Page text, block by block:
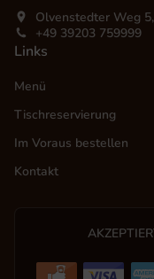
Olvenstedter Weg
+49 39203 759999
Links
Menü
Tischreservierung
Im Voraus bestellen
Kontakt